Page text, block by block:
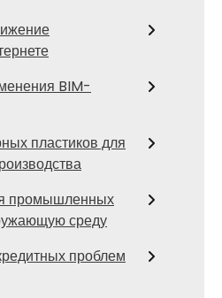
BIM-
пластиков для
промышленных
среду
проблем